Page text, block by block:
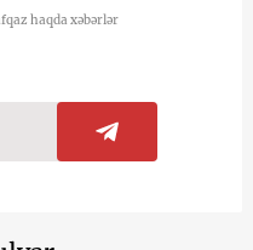
haqda xəbərlər